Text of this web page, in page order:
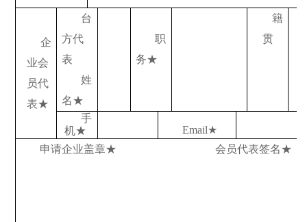
企
业会
员代
表★
台
方代
表
姓
名★
职
务★
籍
贯
手
机★ Email★
申请企业盖章★ 会员代表签名★